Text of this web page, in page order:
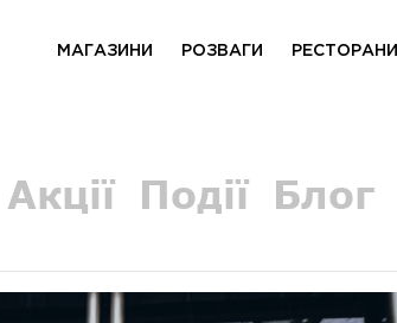
МАГАЗИНИ РОЗВАГИ РЕСТОРАНИ
Акції Події Блог